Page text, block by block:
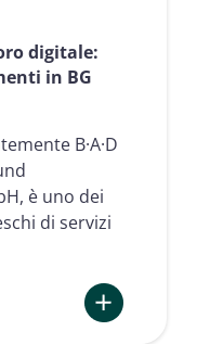
digitale:
in BG
B·A·D
è uno dei
di servizi